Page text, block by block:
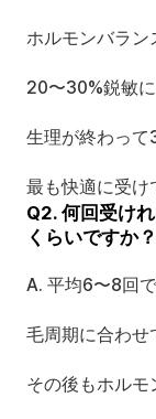
ホルモンバラン
20〜30%鋭敏に
生理が終わって
最も快適に受け
Q2. 何回受け
くらいですか？
A. 平均6〜8回で
毛周期に合わせ
その後もホルモ